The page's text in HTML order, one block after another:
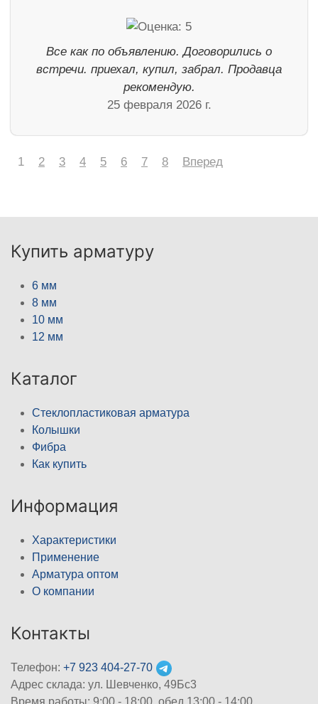
Все как по объявлению. Договорились о
встречи. приехал, купил, забрал. Продавца
рекомендую.
25 февраля 2026 г.
1 2 3 4 5 6 7 8 Вперед
Купить арматуру
6 мм
8 мм
10 мм
12 мм
Каталог
Стеклопластиковая арматура
Колышки
Фибра
Как купить
Информация
Характеристики
Применение
Арматура оптом
О компании
Контакты
Телефон: +7 923 404-27-70
Адрес склада: ул. Шевченко, 49Бс3